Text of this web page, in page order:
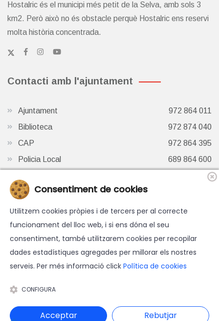
Hostalric és el municipi més petit de la Selva, amb sols 3
km2. Però això no és obstacle perquè Hostalric ens reservi
molta història concentrada.
Contacti amb l'ajuntament
Ajuntament
972 864 011
Biblioteca
972 874 040
CAP
972 864 395
Policia Local
689 864 600
972 87 41 65
© 2026 Ajuntament d'Hostalric - Tots els drets reservats.
Avís legal
Disseny web i programació: Blaupixel.com
Consentiment de cookies
Utilitzem cookies pròpies i de tercers per al correcte
funcionament del lloc web, i si ens dóna el seu
consentiment, també utilitzarem cookies per recopilar
dades estadístiques agregades per millorar els nostres
serveis. Per més informació click Política de cookies
CONFIGURA
Acceptar Rebutjar